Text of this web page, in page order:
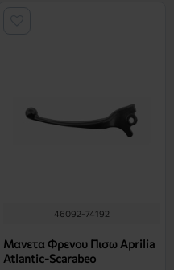
46092-74192
Μανετα Φρενου Πισω Aprilia
Atlantic-Scarabeo